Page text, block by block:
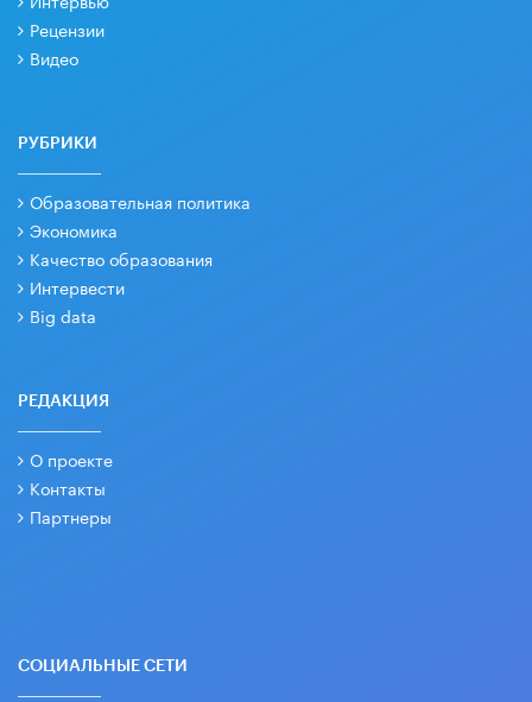
Рецензии
Видео
РУБРИКИ
Образовательная политика
Экономика
Качество образования
Интервести
Big data
РЕДАКЦИЯ
О проекте
Контакты
Партнеры
СОЦИАЛЬНЫЕ СЕТИ